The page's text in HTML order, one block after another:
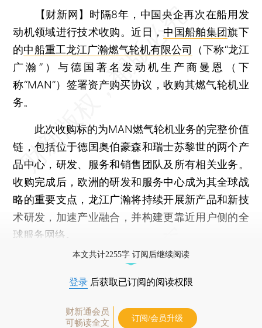
【财新网】 时隔8年，中国央企再次在船用发
动机领域进行技术收购。近日， 中国船舶集团旗下
的中船重工龙江广瀚燃气轮机有限公司
（下称“龙江
广瀚”）与德国著名发动机生产商曼恩（下
称“MAN”）签署资产购买协议，收购其燃气轮机业
务。
此次收购标的为MAN燃气轮机业务的完整价值
链，包括位于德国奥伯豪森和瑞士苏黎世的两个产
品中心，研发、服务和销售团队及所有相关业务。
收购完成后，欧洲的研发和服务中心成为其全球战
略的重要支点，龙江广瀚将持续开展新产品和新技
术研发，加速产业融合，并构建更靠近用户侧的全
球服务网络。
本文共计2255字 订阅后继续阅读
登录 后获取已订阅的阅读权限
财新通会员
可畅读全文
订阅/会员升级